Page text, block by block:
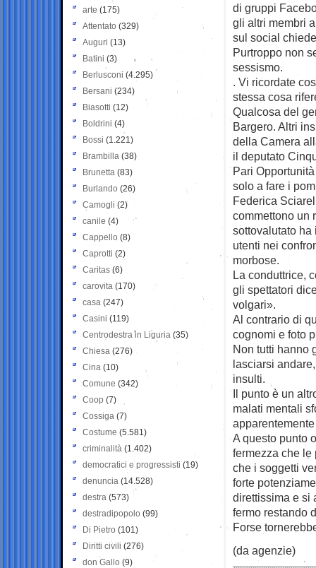
di gruppi
gli altri membri
sul social
Purtroppo non
sessismo.
. Vi ricordate
stessa cosa
Qualcosa del
Bargero. Altri
della Camera
il deputato
Pari
solo a fare i
Federica
commettono un
sottovalutato ha
utenti nei
morbose.
La conduttrice,
gli spettatori
volgari».
Al contrario di
cognomi e foto
Non tutti hanno
lasciarsi
insulti.
Il punto è un
malati mentali
A questo punto
fermezza che
che i soggetti
forte
direttissima e si
fermo restando
Forse
(da agenzie)
arte (175)
Attentato (329)
Auguri (13)
Batini (3)
Berlusconi (4.295)
Bersani (234)
Biasotti (12)
Boldrini (4)
Bossi (1.221)
Brambilla (38)
Brunetta (83)
Burlando (26)
Camogli (2)
canile (4)
Cappello (8)
Caprotti (2)
Caritas (6)
carovita (170)
casa (247)
Casini (119)
Centrodestra in Liguria (35)
Chiesa (276)
Cina (10)
Comune (342)
Coop (7)
Cossiga (7)
Costume (5.581)
criminalità (1.402)
democratici e progressisti (19)
denuncia (14.528)
destra (573)
destradipopolo (99)
Di Pietro (101)
Diritti civili (276)
don Gallo (9)